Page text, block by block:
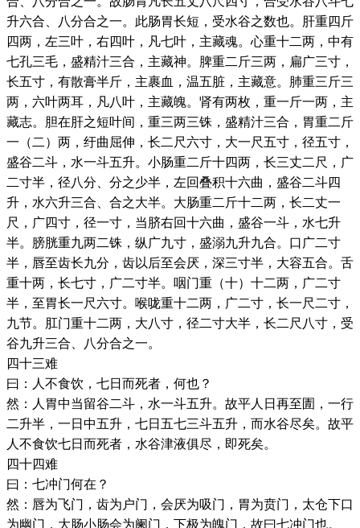
升六合、八分合之一。此肠胃长短，受水谷之数也。肝重四斤
四两，左三叶，右四叶，凡七叶，主藏魂。心重十二两，中有
七孔三毛，盛精汁三合，主藏神。脾重二斤三两，扁广三寸，
长五寸，有散膏半斤，主裹血，温五脏，主藏意。肺重三斤三
两，六叶两耳，凡八叶，主藏魄。肾有两枚，重一斤一两，主
藏志。胆在肝之短叶间，重三两三铢，盛精汁三合，胃重二斤
一（二）两，纡曲屈伸，长二尺六寸，大一尺五寸，径五寸，
盛谷二斗，水一斗五升。小肠重二斤十四两，长三丈二尺，广
二寸半，径八分、分之少半，左回叠积十六曲，盛谷二斗四
升，水六升三合、合之大半。大肠重二斤十二两，长二丈一
尺，广四寸，径一寸，当脐右回十六曲，盛谷一斗，水七升
半。膀胱重九两二铢，纵广九寸，盛溺九升九合。口广二寸
半，唇至齿长九分，齿以后至会厌，深三寸半，大容五合。舌
重十两，长七寸，广二寸半。咽门重（十）十二两，广二寸
半，至胃长一尺六寸。喉咙重十二两，广二寸，长一尺二寸，
九节。肛门重十二两，大八寸，径二寸大半，长二尺八寸，受
谷九升三合、八分合之一。
四十三难
曰：人不食饮，七日而死者，何也？
然：人胃中当留谷二斗，水一斗五升。故平人日再至圊，一行
二升半，一日中五升，七日五七三斗五升，而水谷尽矣。故平
人不食饮七日而死者，水谷津液俱尽，即死矣。
四十四难
曰：七冲门何在？
然：唇为飞门，齿为户门，会厌为吸门，胃为贲门，太仓下口
为幽门，大肠小肠会为阑门，下极为魄门，故曰七冲门也。